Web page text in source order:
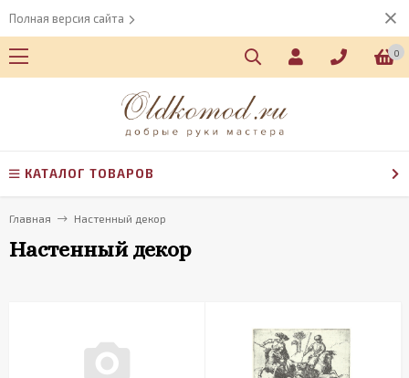
Полная версия сайта
0
КАТАЛОГ ТОВАРОВ
Главная Настенный декор
Настенный декор